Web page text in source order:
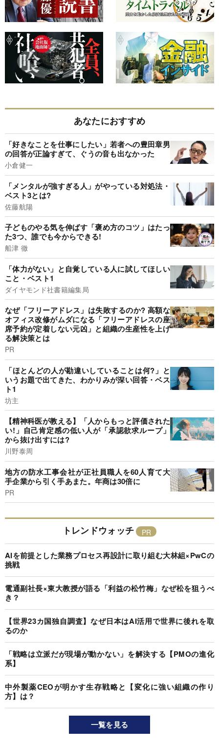
あなたにおすすめ
「好きなことを仕事にしたい」若者への豊田章男
の回答が正論すぎて、ぐうの音も出なかった
小倉健一
「メンタルが強すぎる人」がやっている対処法・
ベスト3とは?
佐藤航陽
子どものやる気を伸ばす「褒め方のコツ」はたっ
た3つ、誰でも今からできる!
船津 徹
「体力がない」と自覚している人に試してほしい
こと・ベスト1
ダイヤモンド社書籍編集局
なぜ「フリーアドレス」は失敗するのか? 高額な
オフィス改修がムダになる「フリーアドレスの座
席予約が定着しない元凶」と組織の生産性を上げ
る解決策とは
PR
「ほとんどの人が勘違いしていることは何?」と
いうお題で出てきた、わかりみが深い回答・ベス
ト1
坊主
【精神科医が教える】「人からもっと評価された
い!」自己肯定感の低い人が「承認欲求ループ」
から抜け出すには?
川野泰周
地方の防水工事会社が正社員職人を60人育て大
手企業から引く手あまた。年商は30倍に
PR
トレンドウォッチ
AIを前提とした業務プロセス再設計に取り組む大林組×PwCの
挑戦
電通副社長×東大教授が語る「利益の松竹梅」なぜ松を狙うべ
き？
【世界23カ国独自調査】なぜ日本はAI活用で世界に後れを取
るのか
「戦略は立派だが現場が動かない」を解決する【PMOの進化
系】
中外製薬CEOが明かす生存戦略と【変化に強い組織の作り
方】は？
一覧を見る